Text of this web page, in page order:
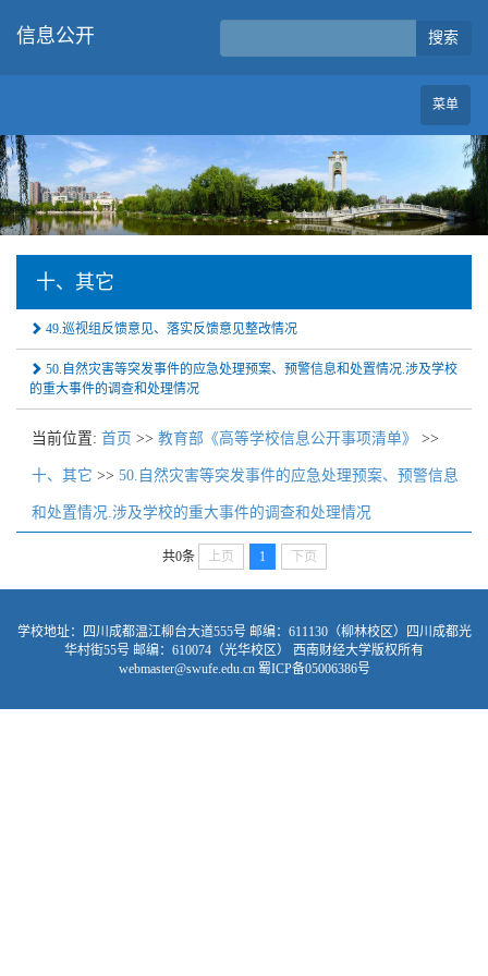
信息公开 搜索
菜单
十、其它
49.巡视组反馈意见、落实反馈意见整改情况
50.自然灾害等突发事件的应急处理预案、预警信息和处置情况.涉及学校
的重大事件的调查和处理情况
当前位置: 首页 >> 教育部《高等学校信息公开事项清单》 >>
十、其它 >> 50.自然灾害等突发事件的应急处理预案、预警信息
和处置情况.涉及学校的重大事件的调查和处理情况
共0条 上页 1 下页
学校地址：四川成都温江柳台大道555号 邮编：611130（柳林校区）四川成都光
华村街55号 邮编：610074（光华校区） 西南财经大学版权所有
webmaster@swufe.edu.cn 蜀ICP备05006386号